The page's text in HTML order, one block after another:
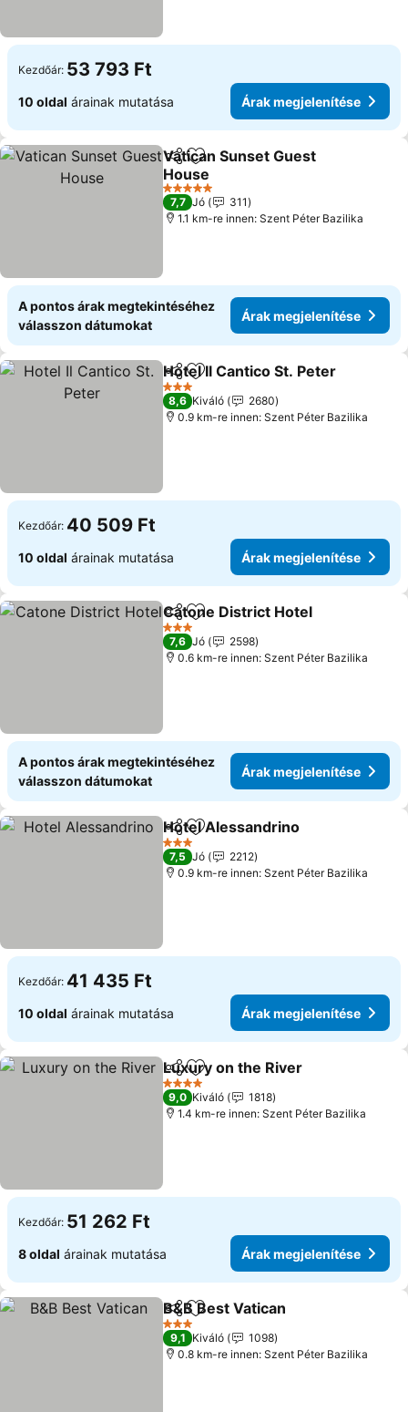
Kezdőár: 53 793 Ft
10 oldal árainak mutatása Árak megjelenítése
Megosztás
Hozzáadás a kedvencekhez
Vatican Sunset Guest
House
5 Kategória
7,7 Jó
311
1.1 km-re innen: Szent Péter Bazilika
A pontos árak megtekintéséhez
válasszon dátumokat
Árak megjelenítése
Megosztás
Hozzáadás a kedvencekhez
Hotel Il Cantico St. Peter
3 Kategória
8,6 Kiváló
2680
0.9 km-re innen: Szent Péter Bazilika
Kezdőár: 40 509 Ft
10 oldal árainak mutatása Árak megjelenítése
Megosztás
Hozzáadás a kedvencekhez
Catone District Hotel
3 Kategória
7,6 Jó
2598
0.6 km-re innen: Szent Péter Bazilika
A pontos árak megtekintéséhez
válasszon dátumokat
Árak megjelenítése
Megosztás
Hozzáadás a kedvencekhez
Hotel Alessandrino
3 Kategória
7,5 Jó
2212
0.9 km-re innen: Szent Péter Bazilika
Kezdőár: 41 435 Ft
10 oldal árainak mutatása Árak megjelenítése
Megosztás
Hozzáadás a kedvencekhez
Luxury on the River
4 Kategória
9,0 Kiváló
1818
1.4 km-re innen: Szent Péter Bazilika
Kezdőár: 51 262 Ft
8 oldal árainak mutatása Árak megjelenítése
Megosztás
Hozzáadás a kedvencekhez
B&B Best Vatican
3 Kategória
9,1 Kiváló
1098
0.8 km-re innen: Szent Péter Bazilika